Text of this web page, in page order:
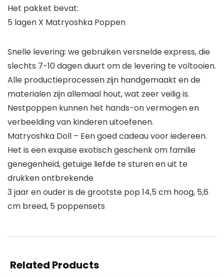
Het pakket bevat:
5 lagen X Matryoshka Poppen
Snelle levering: we gebruiken versnelde express, die
slechts 7-10 dagen duurt om de levering te voltooien.
Alle productieprocessen zijn handgemaakt en de
materialen zijn allemaal hout, wat zeer veilig is.
Nestpoppen kunnen het hands-on vermogen en
verbeelding van kinderen uitoefenen.
Matryoshka Doll – Een goed cadeau voor iedereen.
Het is een exquise exotisch geschenk om familie
genegenheid, getuige liefde te sturen en uit te
drukken ontbrekende
3 jaar en ouder is de grootste pop 14,5 cm hoog, 5,6
cm breed, 5 poppensets
Related Products